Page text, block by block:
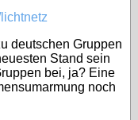
deutschen Gruppen
Stand sein
bei, ja? Eine
noch